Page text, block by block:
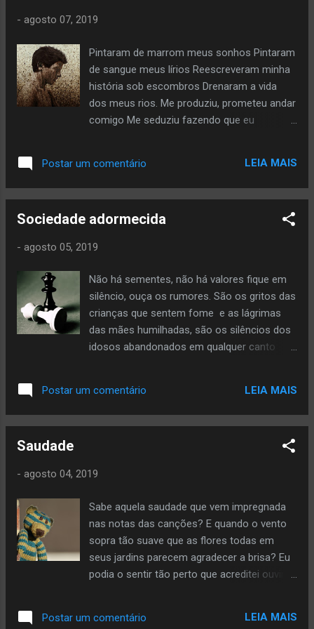
- agosto 07, 2019
Pintaram de marrom meus sonhos Pintaram
de sangue meus lírios Reescreveram minha
história sob escombros Drenaram a vida
dos meus rios. Me produziu, prometeu andar
comigo Me seduziu fazendo que eu
rastro de lama, sangue e dor. Sua ganância
levou embora meus filhos E agora com seu
propôr seus golpes frios Seu dinheiro não
nesse jogo Não vamos nos render à suas
custará bem mais que suas moedas.
Postar um comentário LEIA MAIS
Sociedade adormecida
- agosto 05, 2019
Não há sementes, não há valores fique em
silêncio, ouça os rumores. São os gritos das
crianças que sentem fome e as lágrimas
das mães humilhadas, são os silêncios dos
idosos abandonados em qualquer canto
que se repetem, aplausos. Odeio a névoa de
ignorância e a ingratidão que se estampam
arraigados no ego. Odeio a falta de empatia
respirar, o farfalhar o existir. Bando de
toda noite mas atiram pedras em cada
amanhecer. Suas roupas de grifes e
perfumes importados não escondem a
podridão que sai de você. Seu hálito fede a
cada palavra que vomita. Odeio a
farça desenhada nas entrelinhas, o disfarce
Postar um comentário LEIA MAIS
Saudade
- agosto 04, 2019
Sabe aquela saudade que vem impregnada
nas notas das canções? E quando o vento
sopra tão suave que as flores todas em
seus jardins parecem agradecer a brisa? Eu
podia o sentir tão perto que acreditei ouvir
na memória que se eu fechasse os olhos
Postar um comentário LEIA MAIS